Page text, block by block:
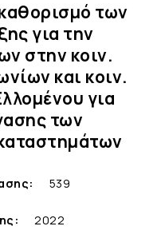
των
για την
στην κοιν.
και κοιν.
για
των
539
2022